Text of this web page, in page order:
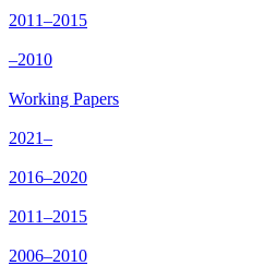
2011–2015
–2010
Working Papers
2021–
2016–2020
2011–2015
2006–2010